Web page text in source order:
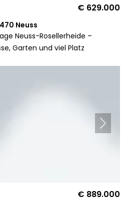
€ 629.000
Neuss
Neuss-Rosellerheide –
Garten und viel Platz
€ 889.000